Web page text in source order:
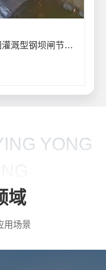
盘锦灌溉型钢坝闸案例：万亩农田灌溉型钢坝闸节水供水工程
YONG
域
用场景